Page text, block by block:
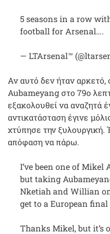
5 seasons in a row
football for Arsenal….
— LTArsenal™
Αν αυτό δεν ήταν αρκετό,
Aubameyang στο 79ο
εξακολουθεί να αναζητά
αντικατάσταση έγινε
χτύπησε την ξυλουργική.
απόφαση να πάρω.
I’ve been one of Mikel
but taking
Nketiah and Willian
get to a European
Thanks Mikel, but it’s